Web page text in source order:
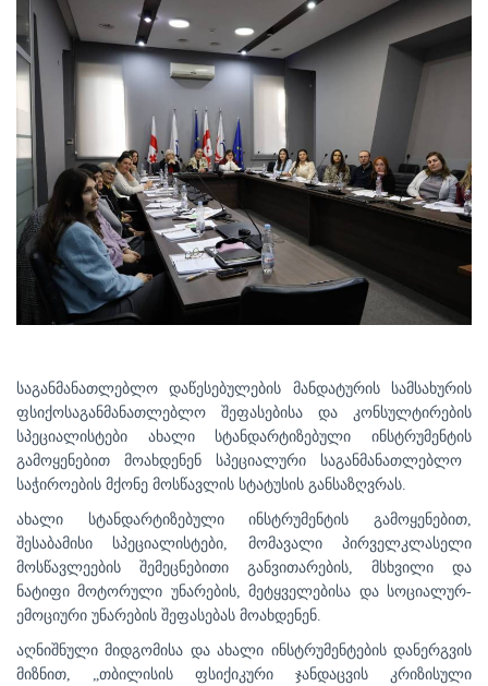
საგანმანათლებლო დაწესებულების მანდატურის სამსახურის
ფსიქოსაგანმანათლებლო შეფასებისა და კონსულტირების
სპეციალისტები ახალი სტანდარტიზებული
ინსტრუმენტის
გამოყენებით მოახდენენ სპეციალური საგანმანათლებლო
საჭიროების მქონე მოსწავლის სტატუსის განსაზღვრას.
ახალი სტანდარტიზებული ინსტრუმენტის
გამოყენებით,
შესაბამისი სპეციალისტები, მომავალი პირველკლასელი
მოსწავლეების შემეცნებითი განვითარების, მსხვილი და
ნატიფი მოტორული უნარების, მეტყველებისა და სოციალურ-
ემოციური უნარების შეფასებას მოახდენენ.
აღნიშნული მიდგომისა და ახალი ინსტრუმენტების დანერგვის
მიზნით,
„თბილისის ფსიქიკური ჯანდაცვის კრიზისული